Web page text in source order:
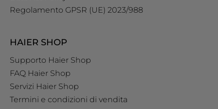
Regolamento GPSR (UE) 2023/988
HAIER SHOP
Supporto Haier Shop
FAQ Haier Shop
Servizi Haier Shop
Termini e condizioni di vendita